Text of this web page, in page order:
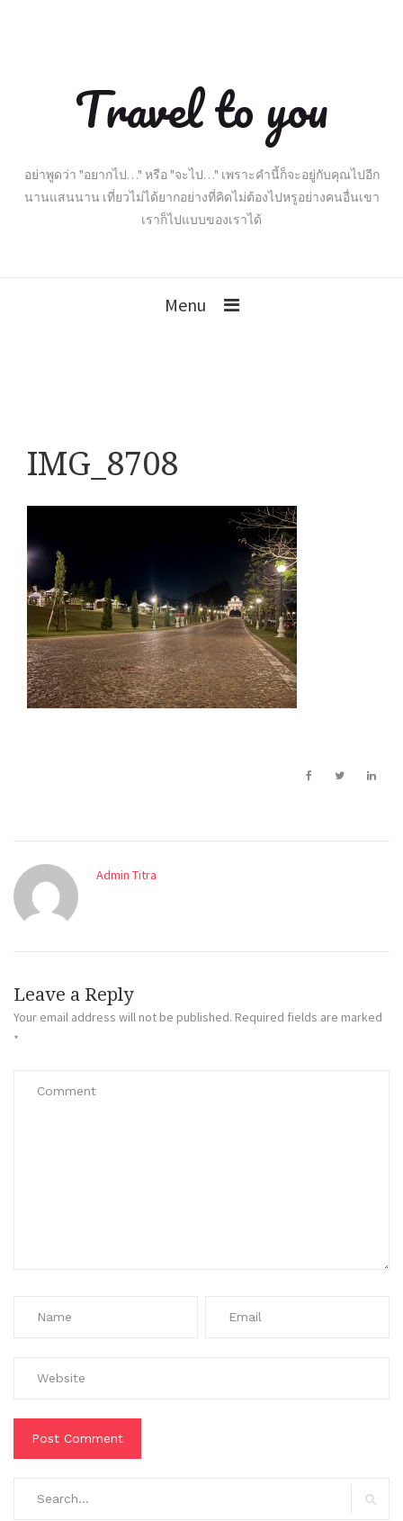
Travel to you
อย่าพูดว่า "อยากไป…" หรือ "จะไป…" เพราะคำนี้ก็จะอยู่กับคุณไปอีก
นานแสนนาน เที่ยวไม่ได้ยากอย่างที่คิดไม่ต้องไปหรูอย่างคนอื่นเขา
เราก็ไปแบบของเราได้
Menu
IMG_8708
Admin Titra
Leave a Reply
Your email address will not be published. Required fields are marked
*